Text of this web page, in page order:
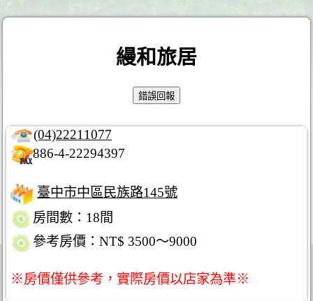
縵和旅居
(04)22211077
886-4-22294397
臺中市中區民族路145號
房間數：18間
參考房價：NT$ 3500～9000
※房價僅供參考，實際房價以店家為準※